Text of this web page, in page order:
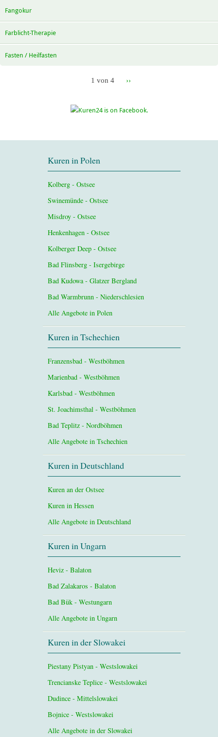
Fangokur
Farblicht-Therapie
Fasten / Heilfasten
1 von 4 ››
Kuren in Polen
Kolberg - Ostsee
Swinemünde - Ostsee
Misdroy - Ostsee
Henkenhagen - Ostsee
Kolberger Deep - Ostsee
Bad Flinsberg - Isergebirge
Bad Kudowa - Glatzer Bergland
Bad Warmbrunn - Niederschlesien
Alle Angebote in Polen
Kuren in Tschechien
Franzensbad - Westböhmen
Marienbad - Westböhmen
Karlsbad - Westböhmen
St. Joachimsthal - Westböhmen
Bad Teplitz - Nordböhmen
Alle Angebote in Tschechien
Kuren in Deutschland
Kuren an der Ostsee
Kuren in Hessen
Alle Angebote in Deutschland
Kuren in Ungarn
Heviz - Balaton
Bad Zalakaros - Balaton
Bad Bük - Westungarn
Alle Angebote in Ungarn
Kuren in der Slowakei
Piestany Pistyan - Westslowakei
Trencianske Teplice - Westslowakei
Dudince - Mittelslowakei
Bojnice - Westslowakei
Alle Angebote in der Slowakei